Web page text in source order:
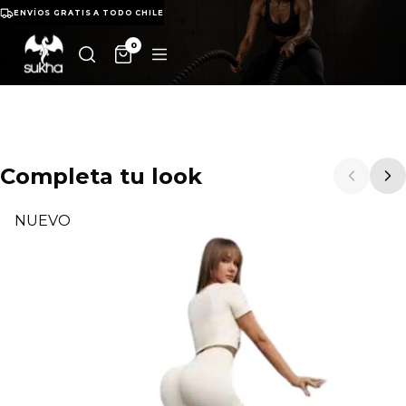
ENVÍOS GRATIS A TODO CHILE
0
Completa tu look
NUEVO